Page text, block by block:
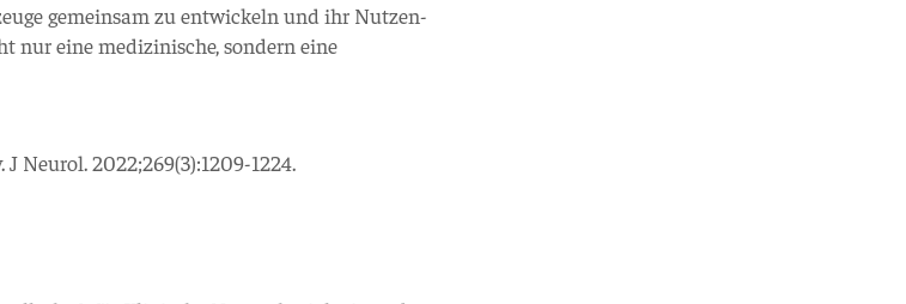
gemeinsam zu entwickeln und ihr Nutzen-
nur eine medizinische, sondern eine
Neurol. 2022;269(3):1209-1224.